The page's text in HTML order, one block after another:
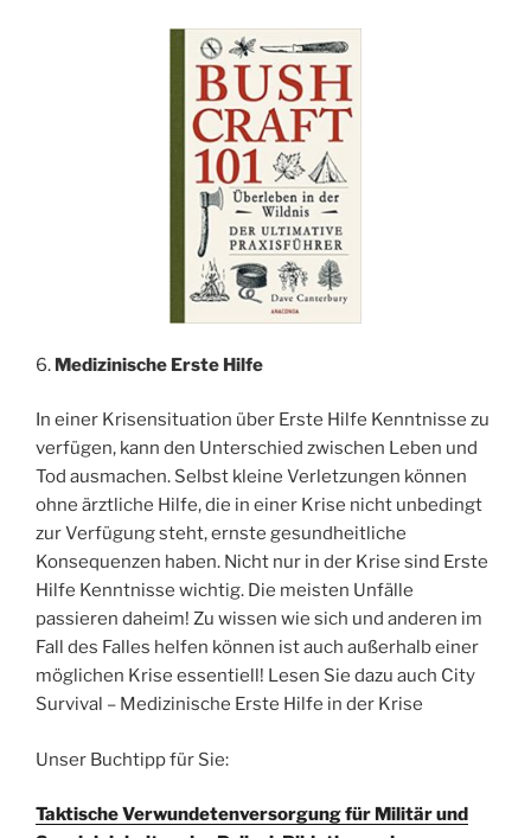
6. Medizinische Erste Hilfe
In einer Krisensituation über Erste Hilfe Kenntnisse zu
verfügen, kann den Unterschied zwischen Leben und
Tod ausmachen. Selbst kleine Verletzungen können
ohne ärztliche Hilfe, die in einer Krise nicht unbedingt
zur Verfügung steht, ernste gesundheitliche
Konsequenzen haben. Nicht nur in der Krise sind Erste
Hilfe Kenntnisse wichtig. Die meisten Unfälle
passieren daheim! Zu wissen wie sich und anderen im
Fall des Falles helfen können ist auch außerhalb einer
möglichen Krise essentiell! Lesen Sie dazu auch City
Survival – Medizinische Erste Hilfe in der Krise
Unser Buchtipp für Sie:
Taktische Verwundetenversorgung für Militär und